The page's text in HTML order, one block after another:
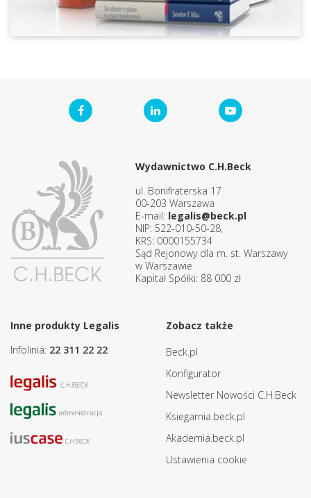
Wydawnictwo C.H.Beck
ul. Bonifraterska 17
00-203 Warszawa
E-mail: legalis@beck.pl
NIP: 522-010-50-28,
KRS: 0000155734
Sąd Rejonowy dla m. st. Warszawy
w Warszawie
Kapitał Spółki: 88 000 zł
Inne produkty Legalis
Infolinia: 22 311 22 22
Zobacz także
Beck.pl
Konfigurator
Newsletter Nowości C.H.Beck
Ksiegarnia.beck.pl
Akademia.beck.pl
Ustawienia cookie